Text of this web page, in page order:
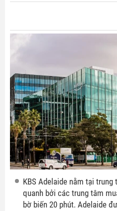
KBS Adelaide nằm tại
quanh bởi các trung tâm
bờ biến 20 phút. Adelaide